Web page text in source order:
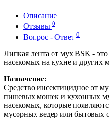
Описание
Отзывы 0
Вопрос - Ответ 0
Липкая лента от мух BSK -
насекомых на кухне и других
Назначение:
Средство инсектицидное от
пищевых мошек и кухонных
насекомых, которые
мусорных ведер или бытовых